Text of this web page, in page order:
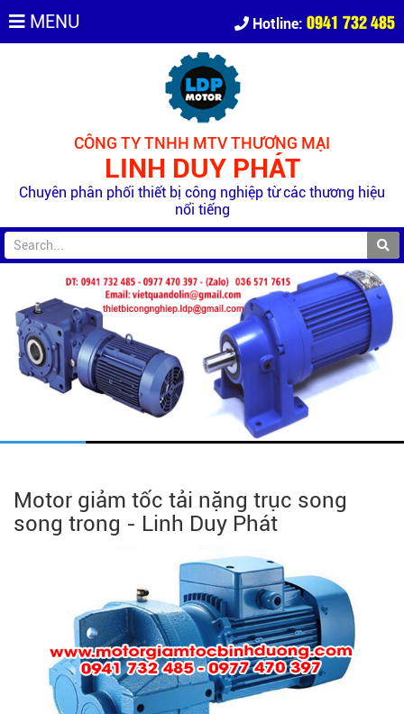
MENU Hotline: 0941 732 485
CÔNG TY TNHH MTV THƯƠNG MẠI
LINH DUY PHÁT
Chuyên phân phối thiết bị công nghiệp từ các thương hiệu
nổi tiếng
Motor giảm tốc tải nặng trục song
song trong - Linh Duy Phát